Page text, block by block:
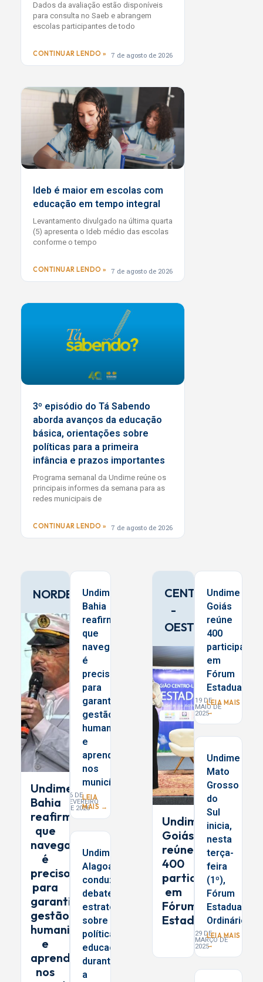
Dados da avaliação estão disponíveis
para consulta no Saeb e abrangem
escolas participantes de todo
CONTINUAR LENDO » 7 de agosto de 2026
Ideb é maior em escolas com
educação em tempo integral
Levantamento divulgado na última quarta
(5) apresenta o Ideb médio das escolas
conforme o tempo
CONTINUAR LENDO » 7 de agosto de 2026
3º episódio do Tá Sabendo
aborda avanços da educação
básica, orientações sobre
políticas para a primeira
infância e prazos importantes
Programa semanal da Undime reúne os
principais informes da semana para as
redes municipais de
CONTINUAR LENDO » 7 de agosto de 2026
NORDESTE
Undime
Bahia
reafirma
que
navegar
é
preciso
para
garantir
gestão
humanizada
e
aprendizagem
nos
Undime
Bahia
reafirma
que
navegar
é
preciso
para
garantir
gestão
humanizada
e
aprendizagem
nos
municípios
26 DE
FEVEREIRO
DE 2026
LEIA
MAIS →
Undime
Alagoas
conduz
debates
estratégicos
sobre
políticas
educacionais
durante
a
CENTRO
-
OESTE
Undime
Goiás
reúne
400
participantes
em
Fórum
Estadual
Undime
Goiás
reúne
400
em
Fórum
Estadual
19 DE
MAIO DE
2025
LEIA MAIS
→
Undime
Mato
Grosso
do
Sul
inicia,
nesta
terça-
feira
(1º),
Fórum
Estadual
Ordinário
29 DE
MARÇO DE
2025
LEIA MAIS
→